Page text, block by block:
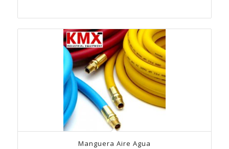
Manguera Aire Agua